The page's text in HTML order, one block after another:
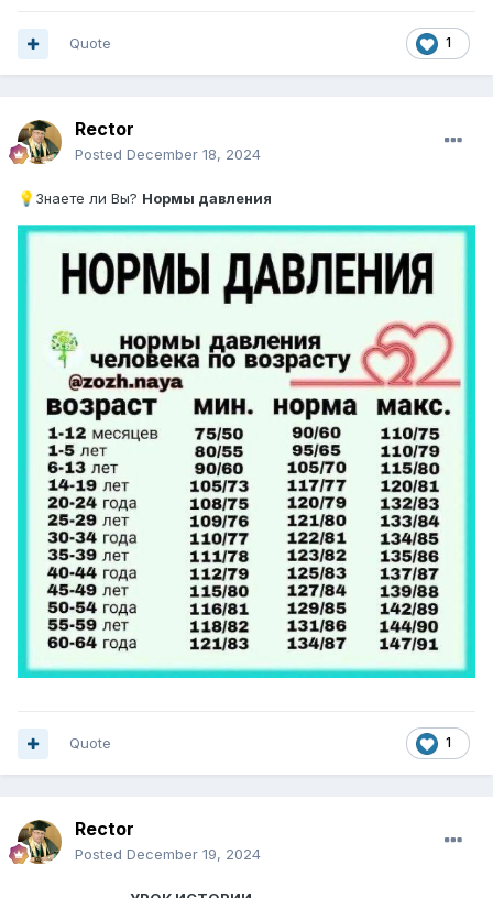
1
Quote
Rector
Posted December 18, 2024
💡 Знаете ли Вы? Нормы давления
1
Quote
Rector
Posted December 19, 2024